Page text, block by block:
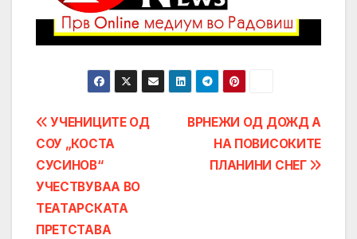
Post
navigation
ВРНЕЖИ ОД ДОЖД А
НА ПОВИСОКИТЕ
ПЛАНИНИ СНЕГ
УЧЕНИЦИТЕ ОД
СОУ „КОСТА
СУСИНОВ“
УЧЕСТВУВАА ВО
ТЕАТАРСКАТА
ПРЕТСТАВА